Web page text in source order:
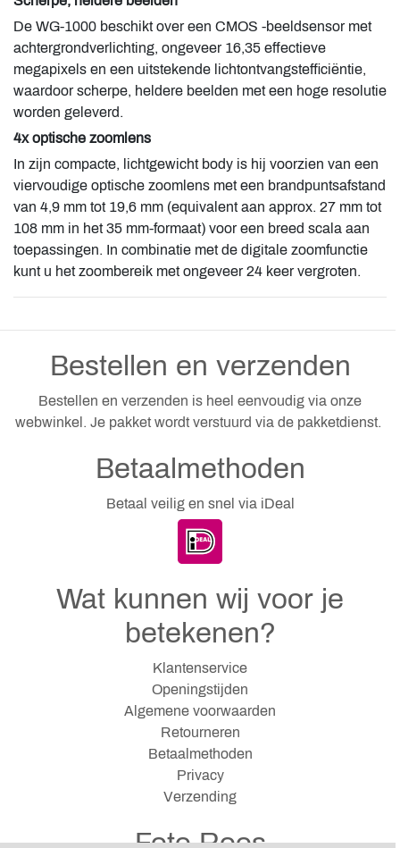
De WG-1000 beschikt over een CMOS -beeldsensor met
achtergrondverlichting, ongeveer 16,35 effectieve
megapixels en een uitstekende lichtontvangstefficiëntie,
waardoor scherpe, heldere beelden met een hoge resolutie
worden geleverd.
4x optische zoomlens
In zijn compacte, lichtgewicht body is hij voorzien van een
viervoudige optische zoomlens met een brandpuntsafstand
van 4,9 mm tot 19,6 mm (equivalent aan approx. 27 mm tot
108 mm in het 35 mm-formaat) voor een breed scala aan
toepassingen. In combinatie met de digitale zoomfunctie
kunt u het zoombereik met ongeveer 24 keer vergroten.
Bestellen en verzenden
Bestellen en verzenden is heel eenvoudig via onze
webwinkel. Je pakket wordt verstuurd via de pakketdienst.
Betaalmethoden
Betaal veilig en snel via iDeal
Wat kunnen wij voor je
betekenen?
Klantenservice
Openingstijden
Algemene voorwaarden
Retourneren
Betaalmethoden
Privacy
Verzending